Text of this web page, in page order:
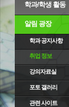
학과/학생 활동
알림 광장
학과 공지사항
취업 정보
강의자료실
포토 갤러리
관련 사이트